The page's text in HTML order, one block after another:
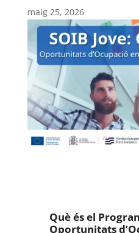
maig 25, 2026
Què és el
Oportunitats